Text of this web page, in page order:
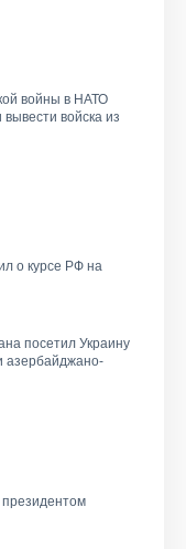
войны в НАТО
войска из
о курсе РФ на
посетил Украину
азербайджано-